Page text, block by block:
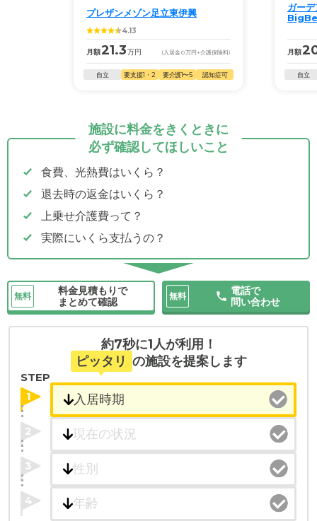
プレザンメゾン足立東伊興
4.13
月額21.3万円 (入居金0万円 +介護保険料)
自立 要支援1・2 要介護1〜5 認知症可
ガー
月額
自立
施設に料金をきくときに
必ず確認してほしいこと
食費、光熱費はいくら？
退去時の返金はいくら？
上乗せ介護費って？
実際にいくら支払うの？
無料
料金見積もりで
まとめて確認
無料
電話で
問い合わせ
約7秒に1人が利用！
ピッタリ の施設を提案します
STEP
1
2
3
4